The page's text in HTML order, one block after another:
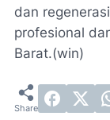
dan
profesional
Barat.(win)